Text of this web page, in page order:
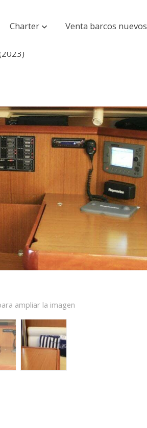
Charter Venta barcos nuevos
ampliar la imagen